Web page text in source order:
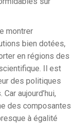
montrer
bien dotées,
en régions des
Il est
des politiques
aujourd’hui,
des composantes
à égalité